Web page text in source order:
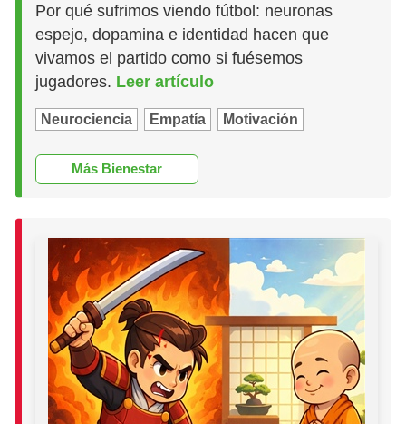
Por qué sufrimos viendo fútbol: neuronas
espejo, dopamina e identidad hacen que
vivamos el partido como si fuésemos
jugadores. Leer artículo
Neurociencia Empatía Motivación
Más Bienestar